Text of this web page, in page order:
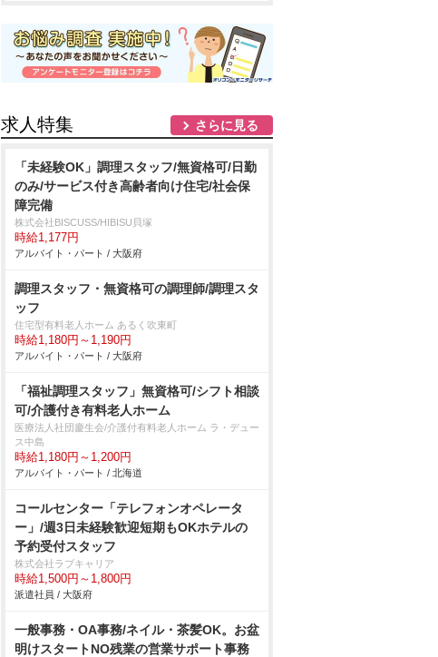
求人特集 さらに見る
「未経験OK」調理スタッフ/無資格可/日勤
のみ/サービス付き高齢者向け住宅/社会保
障完備
株式会社BISCUSS/HIBISU貝塚
時給1,177円
アルバイト・パート / 大阪府
調理スタッフ・無資格可の調理師/調理スタ
ッフ
住宅型有料老人ホーム あるく吹東町
時給1,180円～1,190円
アルバイト・パート / 大阪府
「福祉調理スタッフ」無資格可/シフト相談
可/介護付き有料老人ホーム
医療法人社団慶生会/介護付有料老人ホーム ラ・デュー
ス中島
時給1,180円～1,200円
アルバイト・パート / 北海道
コールセンター「テレフォンオペレータ
ー」/週3日未経験歓迎短期もOKホテルの
予約受付スタッフ
株式会社ラブキャリア
時給1,500円～1,800円
派遣社員 / 大阪府
一般事務・OA事務/ネイル・茶髪OK。お盆
明けスタートNO残業の営業サポート事務